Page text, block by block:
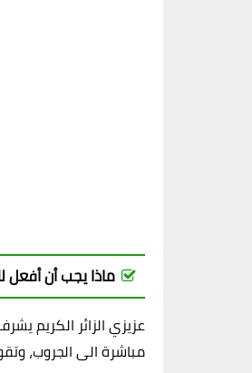
ماذا يجب أن أفعل
عزيزي الزائر الكريم
مباشرة الى الجروب،